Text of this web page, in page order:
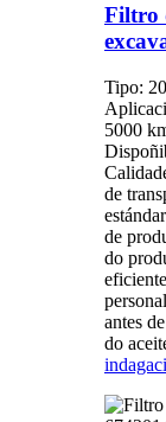
Filtro
Tipo:
5000
de
de
do
antes
do